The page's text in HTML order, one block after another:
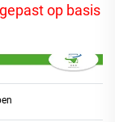
op basis